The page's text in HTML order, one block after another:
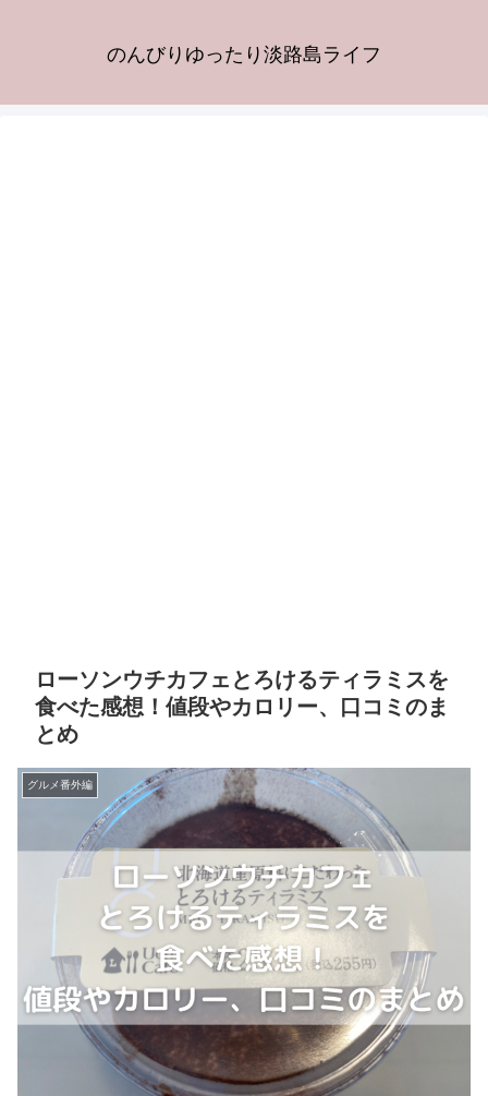
のんびりゆったり淡路島ライフ
ローソンウチカフェとろけるティラミスを
食べた感想！値段やカロリー、口コミのま
とめ
グルメ番外編